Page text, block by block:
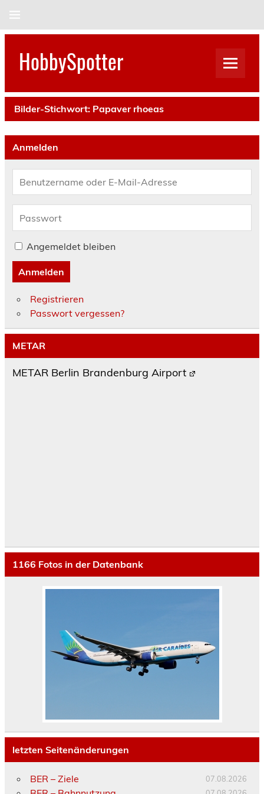
HobbySpotter
Bilder-Stichwort: Papaver rhoeas
Anmelden
Angemeldet bleiben
Anmelden
Registrieren
Passwort vergessen?
METAR
METAR Berlin Brandenburg Airport
1166 Fotos in der Datenbank
letzten Seitenänderungen
BER – Ziele 07.08.2026